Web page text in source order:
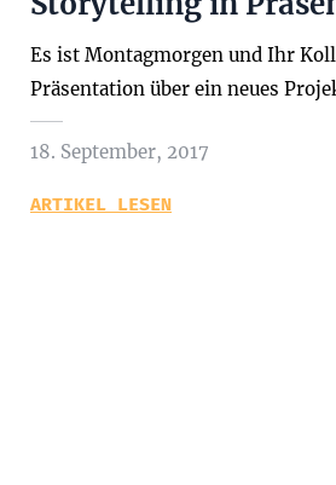
Es ist Montagmorgen und Ihr
Präsentation über ein neues
18. September, 2017
ARTIKEL LESEN